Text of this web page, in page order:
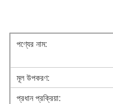
পণ্যের নাম:
মূল উপকরণ:
প্রধান প্রক্রিয়া: